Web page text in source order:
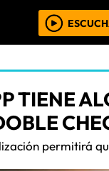
TIENE
permitirá